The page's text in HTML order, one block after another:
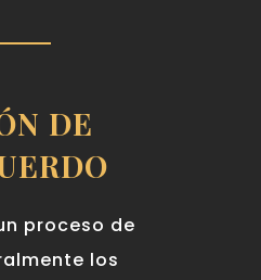
DE
proceso de
los